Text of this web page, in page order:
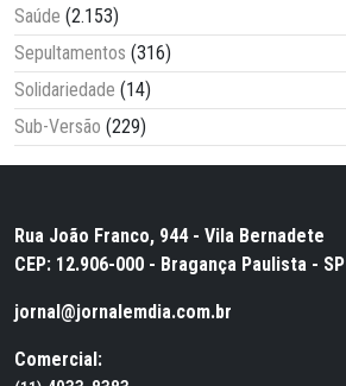
Saúde (2.153)
Sepultamentos (316)
Solidariedade (14)
Sub-Versão (229)
Rua João Franco, 944 - Vila Bernadete
CEP: 12.906-000 - Bragança Paulista - SP
jornal@jornalemdia.com.br
Comercial: